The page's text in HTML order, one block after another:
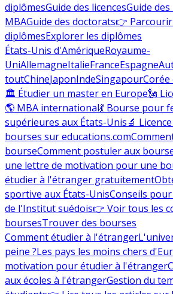
diplômesGuide des licencesGuide
MBAGuide des doctorats👉
diplômesExplorer les diplômes
États-Unis d'AmériqueRoyaume-
UniAllemagneItalieFranceEspagne
toutChineJaponIndeSingapourCorée
🏛 Étudier un master en Europe🗽
🌎 MBA international💃 Bourse pour
supérieures aux États-Unis🔬
bourses sur educations.com
bourseComment postuler aux
une lettre de motivation pour une
étudier à l'étranger gratuitement
sportive aux États-UnisConseils
de l'Institut suédois👉 Voir tous les
boursesTrouver des bourses
Comment étudier à l'étranger
peine ?Les pays les moins chers
motivation pour étudier à l'étranger
aux écoles à l'étrangerGestion du